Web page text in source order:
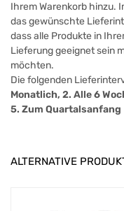
Ihrem Warenkorb hinzu.
das gewünschte
dass alle Produkte in
Lieferung geeignet sein
möchten.
Die folgenden
Monatlich, 2. Alle 6
5. Zum Quartalsanfang
ALTERNATIVE